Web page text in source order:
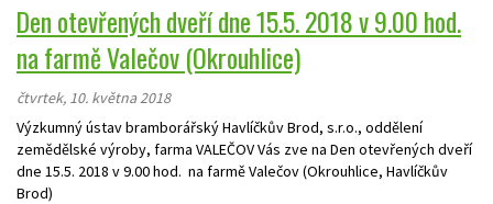
Den otevřených dveří dne 15.5. 2018 v 9.00 hod.
na farmě Valečov (Okrouhlice)
čtvrtek, 10. května 2018
Výzkumný ústav bramborářský Havlíčkův Brod, s.r.o., oddělení
zemědělské výroby, farma VALEČOV Vás zve na Den otevřených dveří
dne 15.5. 2018 v 9.00 hod. na farmě Valečov (Okrouhlice, Havlíčkův
Brod)